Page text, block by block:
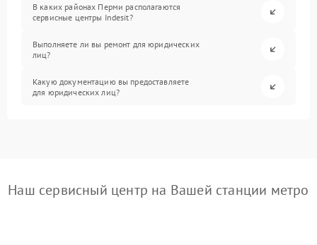
В каких районах Перми располагаются
сервисные центры Indesit?
Выполняете ли вы ремонт для юридических
лиц?
Какую документацию вы предоставляете
для юридических лиц?
Наш сервисный центр на Вашей станции метро